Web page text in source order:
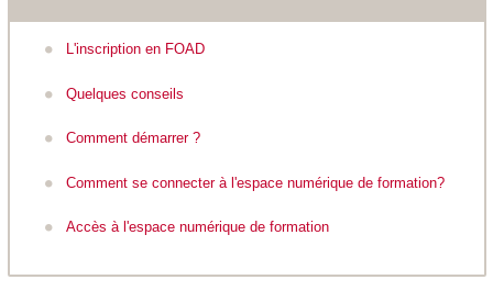
L'inscription en FOAD
Quelques conseils
Comment démarrer ?
Comment se connecter à l'espace numérique de formation?
Accès à l'espace numérique de formation